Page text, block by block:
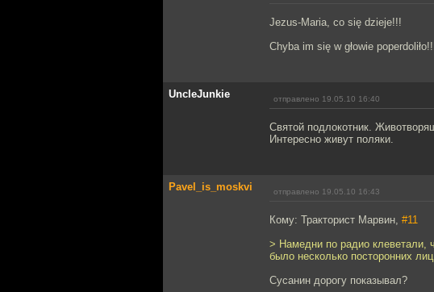
Jezus-Maria, co się dzieje!!!
Chyba im się w głowie
UncleJunkie отправлено 19.05.10 16:40
Святой подлокотник.
Интересно живут поляки.
Pavel_is_moskvi отправлено 19.05.10 16:43
Кому: Тракторист Марвин, #11
> Намедни по радио клеветали,
было несколько посторонних
Сусанин дорогу показывал?